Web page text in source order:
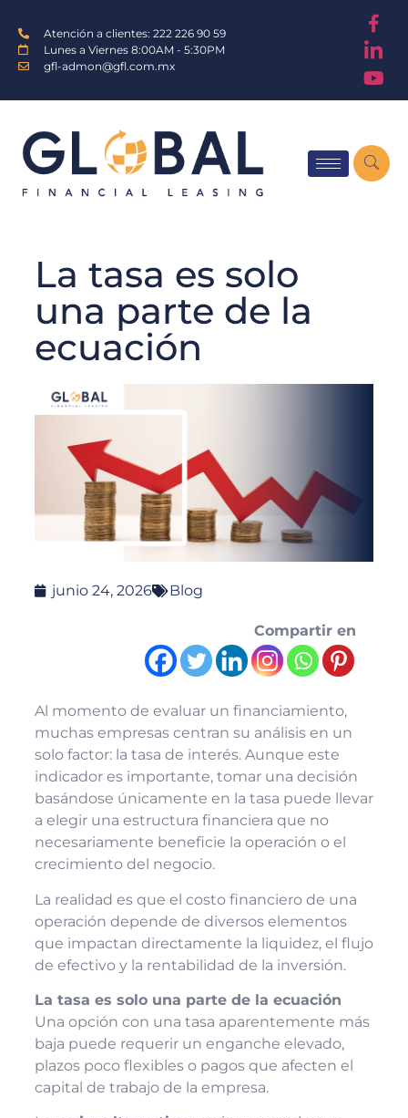
Atención a clientes: 222 226 90 59
Lunes a Viernes 8:00AM - 5:30PM
gfl-admon@gfl.com.mx
La tasa es solo
una parte de la
ecuación
junio 24, 2026 Blog
Compartir en
Al momento de evaluar un financiamiento,
muchas empresas centran su análisis en un
solo factor: la tasa de interés. Aunque este
indicador es importante, tomar una decisión
basándose únicamente en la tasa puede llevar
a elegir una estructura financiera que no
necesariamente beneficie la operación o el
crecimiento del negocio.
La realidad es que el costo financiero de una
operación depende de diversos elementos
que impactan directamente la liquidez, el flujo
de efectivo y la rentabilidad de la inversión.
La tasa es solo una parte de la ecuación
Una opción con una tasa aparentemente más
baja puede requerir un enganche elevado,
plazos poco flexibles o pagos que afecten el
capital de trabajo de la empresa.